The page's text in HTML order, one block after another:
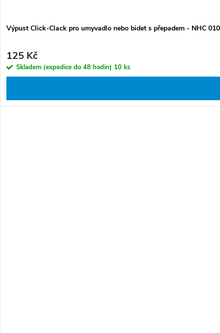
Výpust Click-Clack pro umyvadlo nebo bidet s přepadem - NHC
125 Kč
Skladem (expedice do 48 hodin) 10 ks